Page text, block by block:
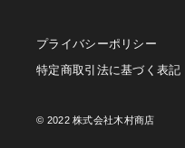
プライバシーポリシー
特定商取引法に基づく表記
© 2022 株式会社木村商店